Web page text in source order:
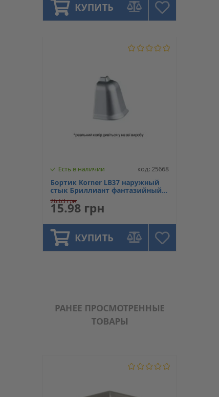
КУПИТЬ
Есть в наличии код: 25668
Бортик Korner LB37 наружный
стык Бриллиант фантазийный
M-461
26.63 грн
15.98 грн
КУПИТЬ
РАНЕЕ ПРОСМОТРЕННЫЕ
ТОВАРЫ